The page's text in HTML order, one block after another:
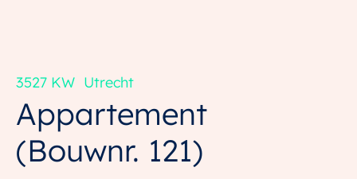
Appartement
(Bouwnr. 121)
3527 KW Utrecht